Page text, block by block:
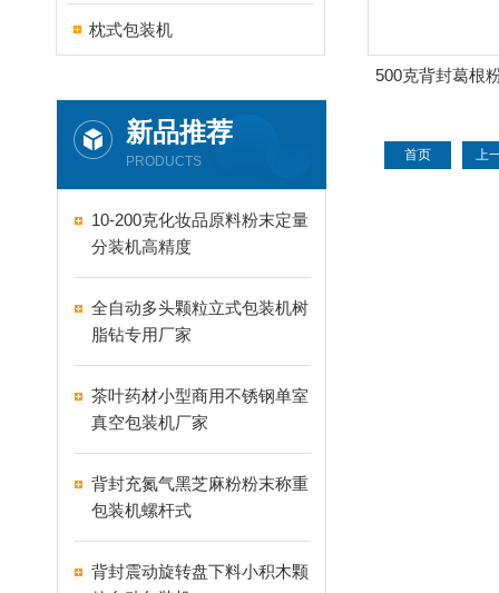
枕式包装机
新品推荐
PRODUCTS
10-200克化妆品原料粉末定量
分装机高精度
全自动多头颗粒立式包装机树
脂钻专用厂家
茶叶药材小型商用不锈钢单室
真空包装机厂家
背封充氮气黑芝麻粉粉末称重
包装机螺杆式
背封震动旋转盘下料小积木颗
500克背封葛根
首页 上